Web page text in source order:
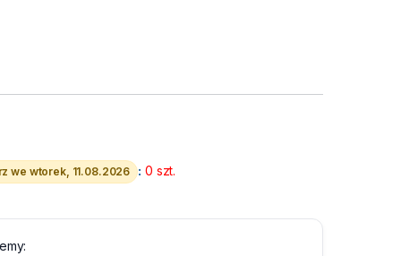
we wtorek, 11.08.2026 : 0 szt.